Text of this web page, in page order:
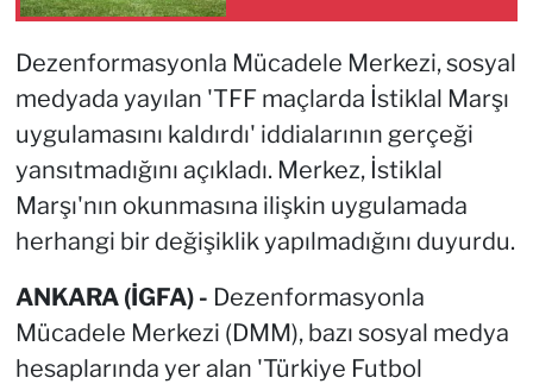
Dezenformasyonla Mücadele Merkezi, sosyal
medyada yayılan 'TFF maçlarda İstiklal Marşı
uygulamasını kaldırdı' iddialarının gerçeği
yansıtmadığını açıkladı. Merkez, İstiklal
Marşı'nın okunmasına ilişkin uygulamada
herhangi bir değişiklik yapılmadığını duyurdu.
ANKARA (İGFA) - Dezenformasyonla
Mücadele Merkezi (DMM), bazı sosyal medya
hesaplarında yer alan 'Türkiye Futbol